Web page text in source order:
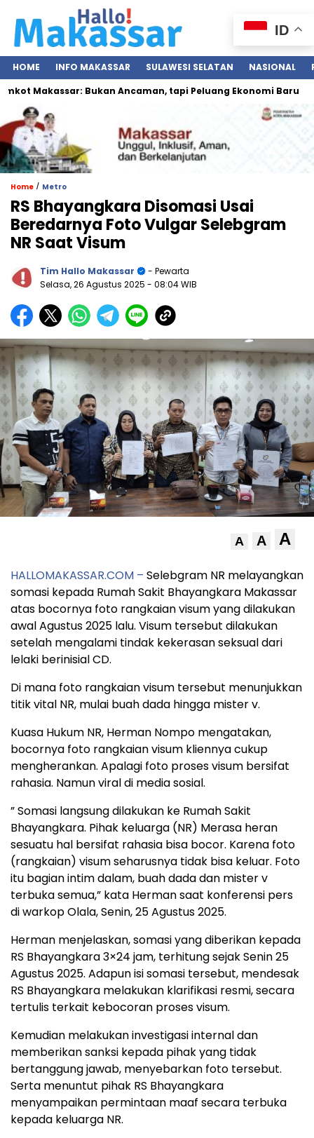
HOME INFO MAKASSAR SULAWESI SELATAN NASIONAL
Makassar: Bukan Ancaman, tapi Peluang Ekonomi Baru
Home / Metro
RS Bhayangkara Disomasi Usai
Beredarnya Foto Vulgar Selebgram
NR Saat Visum
Tim Hallo Makassar
- Pewarta
Selasa, 26 Agustus 2025 - 08:04 WIB
A A A
HALLOMAKASSAR.COM – Selebgram NR melayangkan
somasi kepada Rumah Sakit Bhayangkara Makassar
atas bocornya foto rangkaian visum yang dilakukan
awal Agustus 2025 lalu. Visum tersebut dilakukan
setelah mengalami tindak kekerasan seksual dari
lelaki berinisial CD.
Di mana foto rangkaian visum tersebut menunjukkan
titik vital NR, mulai buah dada hingga mister v.
Kuasa Hukum NR, Herman Nompo mengatakan,
bocornya foto rangkaian visum kliennya cukup
mengherankan. Apalagi foto proses visum bersifat
rahasia. Namun viral di media sosial.
” Somasi langsung dilakukan ke Rumah Sakit
Bhayangkara. Pihak keluarga (NR) Merasa heran
sesuatu hal bersifat rahasia bisa bocor. Karena foto
(rangkaian) visum seharusnya tidak bisa keluar. Foto
itu bagian intim dalam, buah dada dan mister v
terbuka semua,” kata Herman saat konferensi pers
di warkop Olala, Senin, 25 Agustus 2025.
Herman menjelaskan, somasi yang diberikan kepada
RS Bhayangkara 3×24 jam, terhitung sejak Senin 25
Agustus 2025. Adapun isi somasi tersebut, mendesak
RS Bhayangkara melakukan klarifikasi resmi, secara
tertulis terkait kebocoran proses visum.
Kemudian melakukan investigasi internal dan
memberikan sanksi kepada pihak yang tidak
bertanggung jawab, menyebarkan foto tersebut.
Serta menuntut pihak RS Bhayangkara
menyampaikan permintaan maaf secara terbuka
kepada keluarga NR.
ID